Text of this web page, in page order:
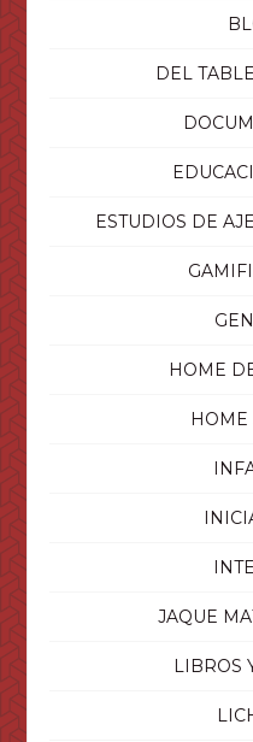
DEL
ESTUDIOS DE
HOME
HOME
JAQUE
LIBROS